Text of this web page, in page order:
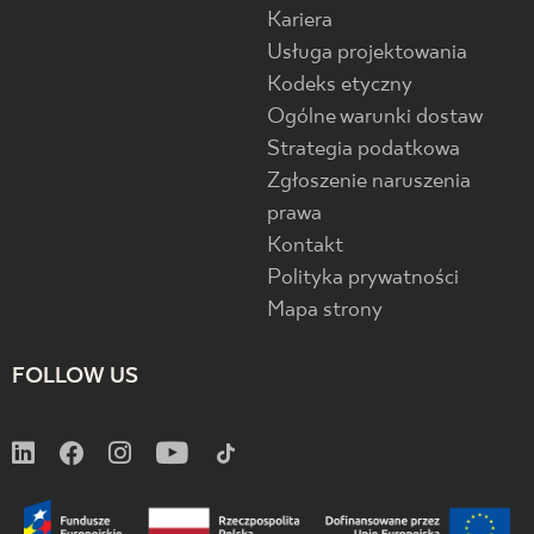
Kariera
Usługa projektowania
Kodeks etyczny
Ogólne warunki dostaw
Strategia podatkowa
Zgłoszenie naruszenia
prawa
Kontakt
Polityka prywatności
Mapa strony
FOLLOW US